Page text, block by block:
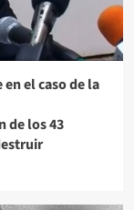
el caso de la
de los 43